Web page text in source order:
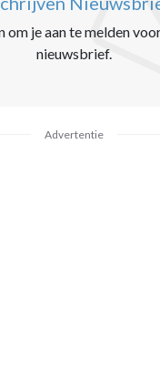
om je aan te melden
nieuwsbrief.
Advertentie